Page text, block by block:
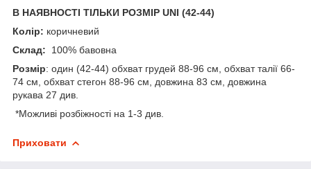
В НАЯВНОСТІ ТІЛЬКИ РОЗМІР UNI (42-44)
Колір: коричневий
Склад: 100% бавовна
Розмір: один (42-44) обхват грудей 88-96 см, обхват талії 66-
74 см, обхват стегон 88-96 см, довжина 83 см, довжина
рукава 27 див.
*Можливі розбіжності на 1-3 див.
Приховати